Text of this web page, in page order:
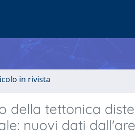
in rivista
della tettonica
nuovi dati